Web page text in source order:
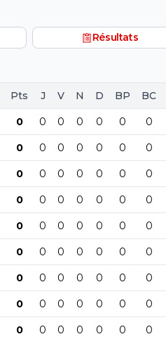
Résultats
Pts J V N D BP BC
0 0 0 0 0 0 0
0 0 0 0 0 0 0
0 0 0 0 0 0 0
0 0 0 0 0 0 0
0 0 0 0 0 0 0
0 0 0 0 0 0 0
0 0 0 0 0 0 0
0 0 0 0 0 0 0
0 0 0 0 0 0 0